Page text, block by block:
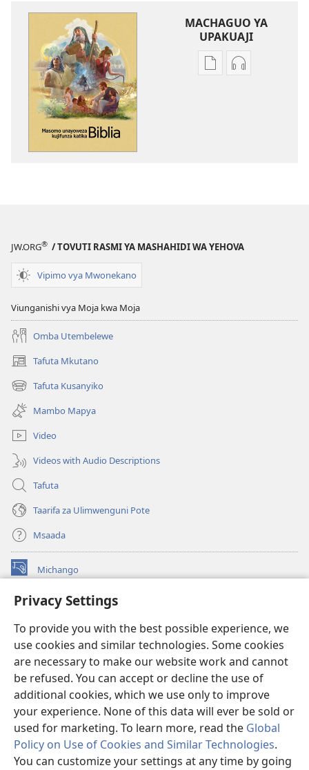
Privacy Settings
To provide you with the best possible experience, we
use cookies and similar technologies. Some cookies
are necessary to make our website work and cannot
be refused. You can accept or decline the use of
additional cookies, which we use only to improve
your experience. None of this data will ever be sold or
used for marketing. To learn more, read the Global
Policy on Use of Cookies and Similar Technologies.
You can customize your settings at any time by going
MACHAGUO YA
UPAKUAJI
MbinuMbinu
JW.ORG® / TOVUTI RASMI YA MASHAHIDI WA YEHOVA
Vipimo vya Mwonekano
Viunganishi vya Moja kwa Moja
Omba Utembelewe
Tafuta Mkutano
(opens
new
window)
Tafuta Kusanyiko
(opens
new
window)
Mambo Mapya
Video
Videos with Audio Descriptions
Tafuta
Taarifa za Ulimwenguni Pote
Msaada
Michango
(opens
window)Watchtower MAKTABA KWENYE MTANDAO™
new
window)JW Hub ®
(opens
new
window)
®
Watchtower Library